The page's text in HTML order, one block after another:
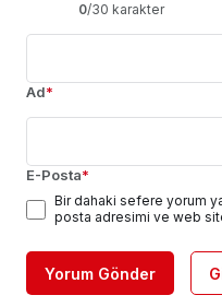
0/30 karakter
Ad*
E-Posta*
Bir dahaki sefere yorum
posta adresimi ve web
Yorum Gönder